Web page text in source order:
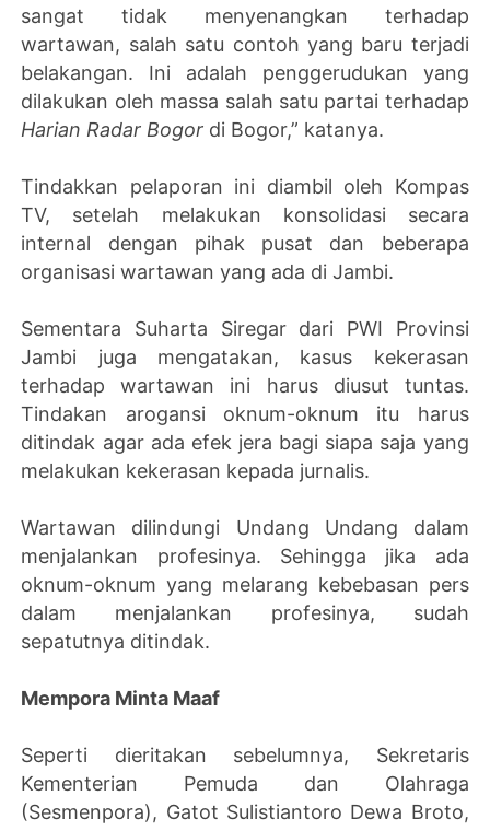
sangat tidak menyenangkan terhadap
wartawan, salah satu contoh yang baru terjadi
belakangan. Ini adalah penggerudukan yang
dilakukan oleh massa salah satu partai terhadap
Harian Radar Bogor di Bogor,” katanya.
Tindakkan pelaporan ini diambil oleh Kompas
TV, setelah melakukan konsolidasi secara
internal dengan pihak pusat dan beberapa
organisasi wartawan yang ada di Jambi.
Sementara Suharta Siregar dari PWI Provinsi
Jambi juga mengatakan, kasus kekerasan
terhadap wartawan ini harus diusut tuntas.
Tindakan arogansi oknum-oknum itu harus
ditindak agar ada efek jera bagi siapa saja yang
melakukan kekerasan kepada jurnalis.
Wartawan dilindungi Undang Undang dalam
menjalankan profesinya. Sehingga jika ada
oknum-oknum yang melarang kebebasan pers
dalam menjalankan profesinya, sudah
sepatutnya ditindak.
Mempora Minta Maaf
Seperti dieritakan sebelumnya, Sekretaris
Kementerian Pemuda dan Olahraga
(Sesmenpora), Gatot Sulistiantoro Dewa Broto,